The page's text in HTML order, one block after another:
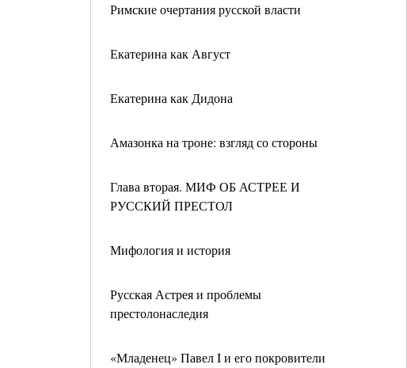
Римские очертания русской власти
Екатерина как Август
Екатерина как Дидона
Амазонка на троне: взгляд со стороны
Глава вторая. МИФ ОБ АСТРЕЕ И
РУССКИЙ ПРЕСТОЛ
Мифология и история
Русская Астрея и проблемы
престолонаследия
«Младенец» Павел I и его покровители